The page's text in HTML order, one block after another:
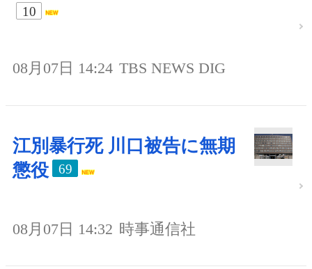
10
08月07日 14:24 TBS NEWS DIG
江別暴行死 川口被告に無期
懲役
69
08月07日 14:32 時事通信社